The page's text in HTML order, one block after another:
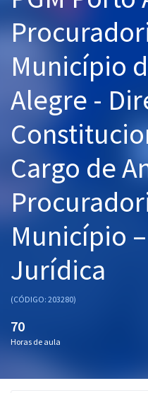
Graduação
Mentorias
Questões grátis
Conteúdo gratuito
Blog
Aprovados
Atendimento
Município
Alegre -
Cargo de
Município
Jurídica
(CÓDIGO: 203280)
70
Horas de aula